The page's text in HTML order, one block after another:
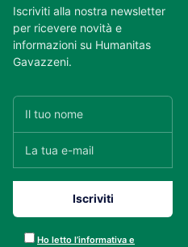
Iscriviti alla nostra newsletter
per ricevere novità e
informazioni su Humanitas
Gavazzeni.
Ho letto l’informativa e